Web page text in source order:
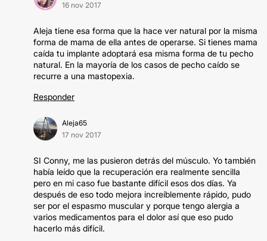
16 nov 2017
Aleja tiene esa forma que la hace ver natural por la misma
forma de mama de ella antes de operarse. Si tienes mama
caída tu implante adoptará esa misma forma de tu pecho
natural. En la mayoría de los casos de pecho caído se
recurre a una mastopexia.
Responder
Aleja65
17 nov 2017
SI Conny, me las pusieron detrás del músculo. Yo también
había leído que la recuperación era realmente sencilla
pero en mi caso fue bastante difícil esos dos días. Ya
después de eso todo mejora increíblemente rápido, pudo
ser por el espasmo muscular y porque tengo alergia a
varios medicamentos para el dolor así que eso pudo
hacerlo más difícil.